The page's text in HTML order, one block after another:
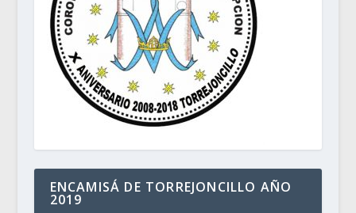
ENCAMISÁ DE TORREJONCILLO AÑO
2019